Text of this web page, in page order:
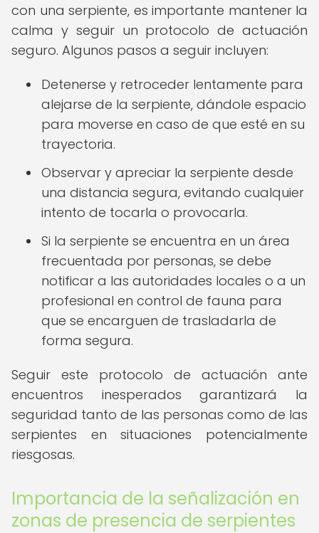
con una serpiente, es importante mantener la
calma y seguir un protocolo de actuación
seguro. Algunos pasos a seguir incluyen:
Detenerse y retroceder lentamente para
alejarse de la serpiente, dándole espacio
para moverse en caso de que esté en su
trayectoria.
Observar y apreciar la serpiente desde
una distancia segura, evitando cualquier
intento de tocarla o provocarla.
Si la serpiente se encuentra en un área
frecuentada por personas, se debe
notificar a las autoridades locales o a un
profesional en control de fauna para
que se encarguen de trasladarla de
forma segura.
Seguir este protocolo de actuación ante
encuentros inesperados garantizará la
seguridad tanto de las personas como de las
serpientes en situaciones potencialmente
riesgosas.
Importancia de la señalización en
zonas de presencia de serpientes